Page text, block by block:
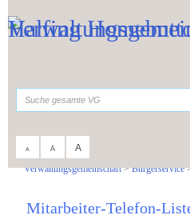
A A A
Verwaltungsgemeinschaft>Bürgerservice
Mitarbeiter-Telefon-